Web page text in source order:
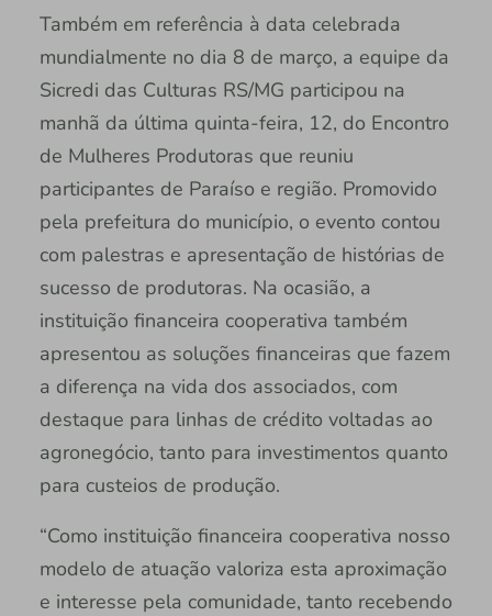
Também em referência à data celebrada
mundialmente no dia 8 de março, a equipe da
Sicredi das Culturas RS/MG participou na
manhã da última quinta-feira, 12, do Encontro
de Mulheres Produtoras que reuniu
participantes de Paraíso e região. Promovido
pela prefeitura do município, o evento contou
com palestras e apresentação de histórias de
sucesso de produtoras. Na ocasião, a
instituição financeira cooperativa também
apresentou as soluções financeiras que fazem
a diferença na vida dos associados, com
destaque para linhas de crédito voltadas ao
agronegócio, tanto para investimentos quanto
para custeios de produção.
“Como instituição financeira cooperativa nosso
modelo de atuação valoriza esta aproximação
e interesse pela comunidade, tanto recebendo